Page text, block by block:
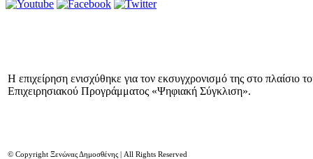
Η επιχείρηση ενισχύθηκε για τον εκσυγχρονισμό της στο πλαίσιο
Επιχειρησιακού Προγράμματος «Ψηφιακή Σύγκλιση».
© Copyright Ξενώνας Δημοσθένης | All Rights Reserved